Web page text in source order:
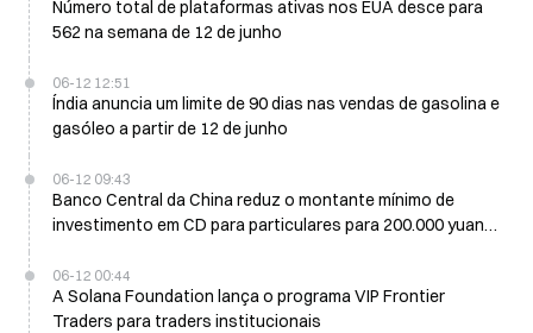
Número total de plataformas ativas nos EUA desce para
562 na semana de 12 de junho
06-12 12:51
Índia anuncia um limite de 90 dias nas vendas de gasolina e
gasóleo a partir de 12 de junho
06-12 09:43
Banco Central da China reduz o montante mínimo de
investimento em CD para particulares para 200.000 yuanes
06-12 00:44
A Solana Foundation lança o programa VIP Frontier
Traders para traders institucionais